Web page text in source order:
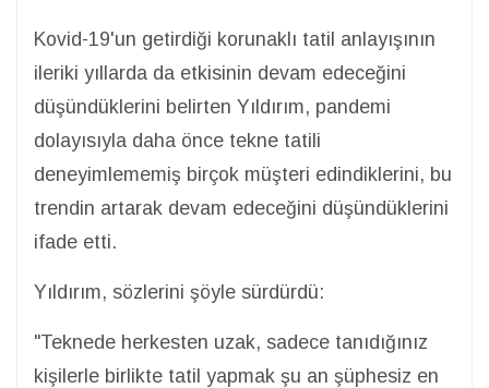
Kovid-19'un getirdiği korunaklı tatil anlayışının
ileriki yıllarda da etkisinin devam edeceğini
düşündüklerini belirten Yıldırım, pandemi
dolayısıyla daha önce tekne tatili
deneyimlememiş birçok müşteri edindiklerini, bu
trendin artarak devam edeceğini düşündüklerini
ifade etti.
Yıldırım, sözlerini şöyle sürdürdü:
"Teknede herkesten uzak, sadece tanıdığınız
kişilerle birlikte tatil yapmak şu an şüphesiz en